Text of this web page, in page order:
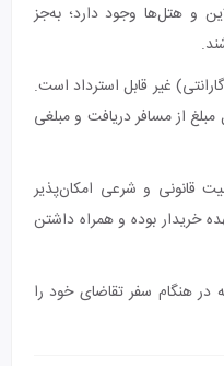
و هتل‌ها وجود دارد؛ به‌جز
غیر قابل استرداد است.
از مسافر دریافت و مبلغی
قانونی و شرعی امکان‌پذیر
خریدار بوده و همراه داشتن
در هنگام سفر تقاضای خود را